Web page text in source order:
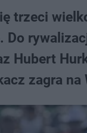
trzeci
Do
Hubert
zagra na